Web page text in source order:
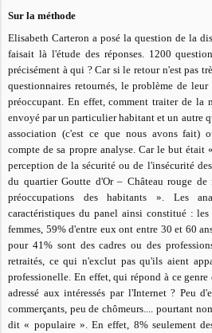
Sur la méthode
Elisabeth Carteron a posé la question de la
faisait là l'étude des réponses. 1200
précisément à qui ? Car si le retour n'est pas
questionnaires retournés, le problème de
préoccupant. En effet, comment traiter de la
envoyé par un particulier habitant et un autre
association (c'est ce que nous avons fait)
compte de sa propre analyse. Car le but
perception de la sécurité ou de l'insécurité
du quartier Goutte d'Or – Château rouge
préoccupations des habitants ». Les
caractéristiques du panel ainsi constitué :
femmes, 59% d'entre eux ont entre 30 et 60
pour 41% sont des cadres ou des
retraités, ce qui n'exclut pas qu'ils aient
professionelle. En effet, qui répond à ce
adressé aux intéressés par l'Internet ? Peu
commerçants, peu de chômeurs.... pourtant
dit « populaire ». En effet, 8% seulement